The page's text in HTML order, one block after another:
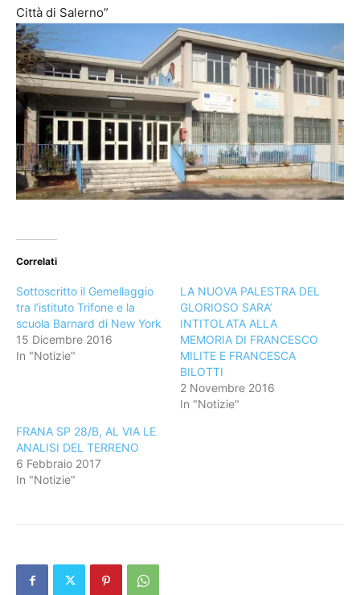
Città di Salerno”
Correlati
Sottoscritto il Gemellaggio
tra l’istituto Trifone e la
scuola Barnard di New York
15 Dicembre 2016
In "Notizie"
LA NUOVA PALESTRA DEL
GLORIOSO SARA’
INTITOLATA ALLA
MEMORIA DI FRANCESCO
MILITE E FRANCESCA
BILOTTI
2 Novembre 2016
In "Notizie"
FRANA SP 28/B, AL VIA LE
ANALISI DEL TERRENO
6 Febbraio 2017
In "Notizie"